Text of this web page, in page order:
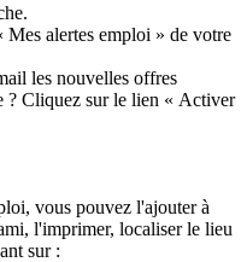
alertes emploi » de votre
les nouvelles offres
? Cliquez sur le lien « Activer
vous pouvez l'ajouter à
l'imprimer, localiser le lieu
sur :